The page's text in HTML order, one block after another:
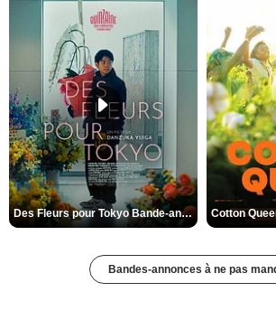
Des Fleurs pour Tokyo Bande-annonce VO STFR
Bandes-annonces à ne pas